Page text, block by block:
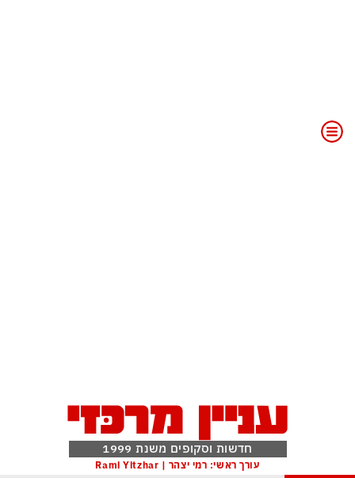
חדשות וסקופים משנת 1999
עורך ראשי: רמי יצהר | Rami Yitzhar